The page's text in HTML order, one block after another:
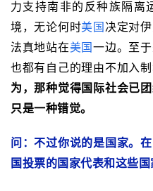
力支持南非的反种族隔离
境，无论何时美国 决定对
法真地站在美国一边。至
也都有自己的理由不加入制
为，那种觉得国际社会已
只是一种错觉。
问：不过你说的是国家。
国投票的国家代表和这些国